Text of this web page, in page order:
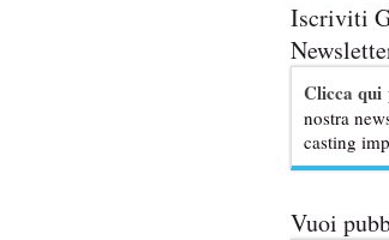
si cercano ragazzi e ragazze tra i 16 e i 18 anni
Iscriviti
Clicca qui
nostra
casting
Vuoi